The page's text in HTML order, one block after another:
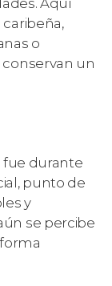
Aquí
o
un
fue durante
punto de
y
se percibe